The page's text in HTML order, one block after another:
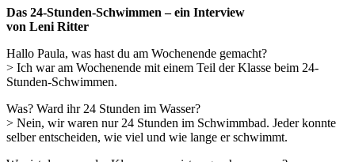
Das 24-Stunden-Schwimmen – ein Interview
von Leni Ritter
Hallo Paula, was hast du am Wochenende gemacht?
> Ich war am Wochenende mit einem Teil der Klasse beim 24-
Stunden-Schwimmen.
Was? Ward ihr 24 Stunden im Wasser?
> Nein, wir waren nur 24 Stunden im Schwimmbad. Jeder konnte
selber entscheiden, wie viel und wie lange er schwimmt.